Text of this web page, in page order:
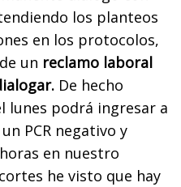
los planteos
en los protocolos,
un reclamo laboral
De hecho
lunes podrá ingresar a
PCR negativo y
en nuestro
he visto que hay